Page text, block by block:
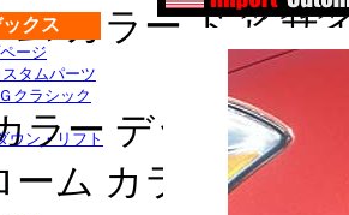
■クライスラー：３０
・３００Ｍ_クローム
セブリング_クローム
デュランゴ_クローム/
ステンレス
クス
ージ
タムパーツ
クラシック
ウン・リフト
ム カラー ドア サ
ラー デッキ トリ
ーム カラー ライ